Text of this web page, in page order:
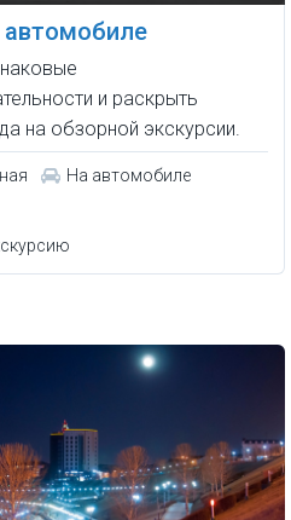
и раскрыть
на обзорной экскурсии.
На автомобиле